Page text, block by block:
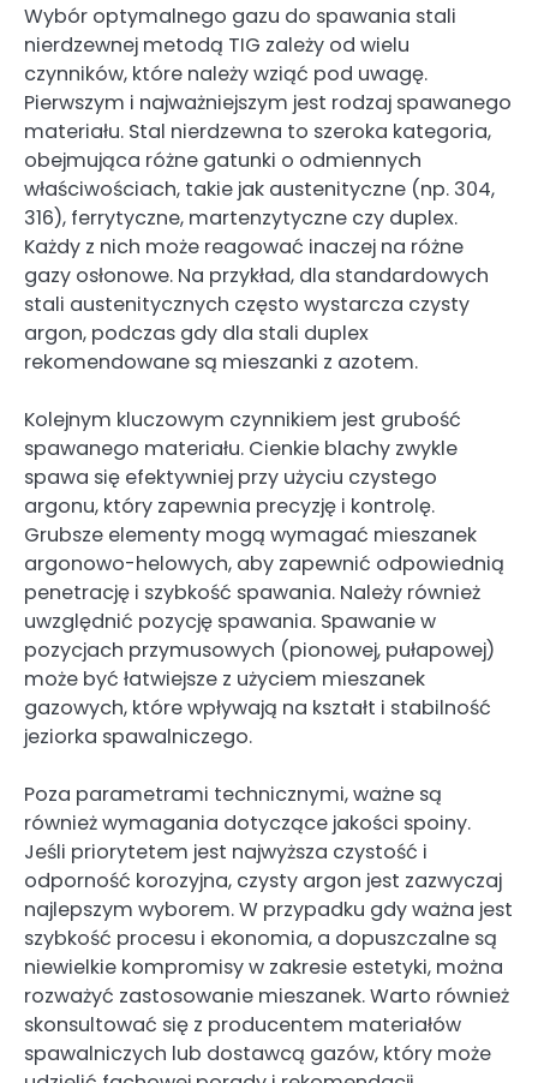
Wybór optymalnego gazu do spawania stali
nierdzewnej metodą TIG zależy od wielu
czynników, które należy wziąć pod uwagę.
Pierwszym i najważniejszym jest rodzaj spawanego
materiału. Stal nierdzewna to szeroka kategoria,
obejmująca różne gatunki o odmiennych
właściwościach, takie jak austenityczne (np. 304,
316), ferrytyczne, martenzytyczne czy duplex.
Każdy z nich może reagować inaczej na różne
gazy osłonowe. Na przykład, dla standardowych
stali austenitycznych często wystarcza czysty
argon, podczas gdy dla stali duplex
rekomendowane są mieszanki z azotem.
Kolejnym kluczowym czynnikiem jest grubość
spawanego materiału. Cienkie blachy zwykle
spawa się efektywniej przy użyciu czystego
argonu, który zapewnia precyzję i kontrolę.
Grubsze elementy mogą wymagać mieszanek
argonowo-helowych, aby zapewnić odpowiednią
penetrację i szybkość spawania. Należy również
uwzględnić pozycję spawania. Spawanie w
pozycjach przymusowych (pionowej, pułapowej)
może być łatwiejsze z użyciem mieszanek
gazowych, które wpływają na kształt i stabilność
jeziorka spawalniczego.
Poza parametrami technicznymi, ważne są
również wymagania dotyczące jakości spoiny.
Jeśli priorytetem jest najwyższa czystość i
odporność korozyjna, czysty argon jest zazwyczaj
najlepszym wyborem. W przypadku gdy ważna jest
szybkość procesu i ekonomia, a dopuszczalne są
niewielkie kompromisy w zakresie estetyki, można
rozważyć zastosowanie mieszanek. Warto również
skonsultować się z producentem materiałów
spawalniczych lub dostawcą gazów, który może